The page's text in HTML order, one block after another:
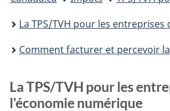
êtes
ici :
La TPS/TVH pour les entreprises de
Comment facturer et percevoir la taxe : La TPS/TVH pour les
La TPS/TVH pour les
l'économie numérique